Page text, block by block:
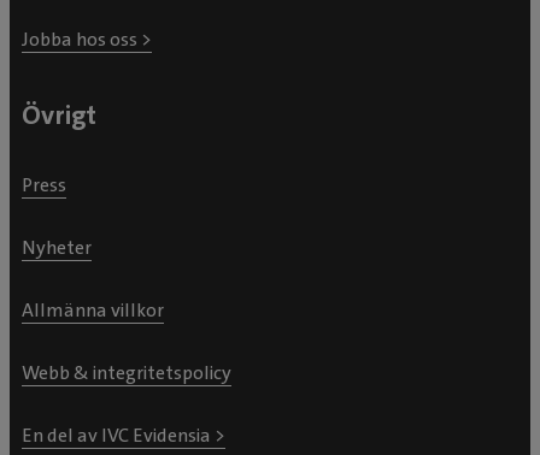
Jobba hos oss >
Övrigt
Press
Nyheter
Allmänna villkor
Webb & integritetspolicy
En del av IVC Evidensia >